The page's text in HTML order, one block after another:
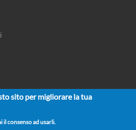
sito per migliorare la tua
il consenso ad usarli.